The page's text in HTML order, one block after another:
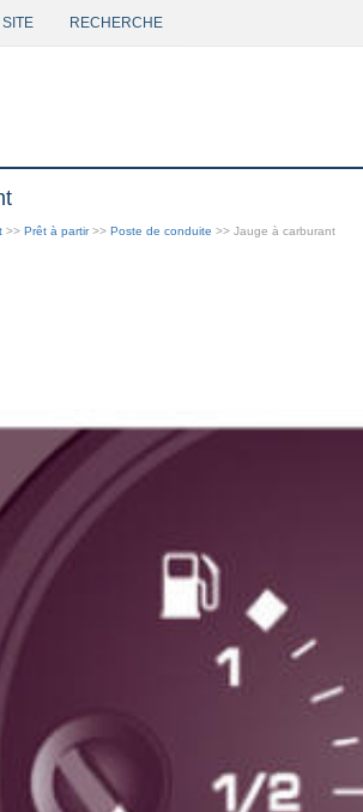
RECHERCHE
>> Prêt à partir>> Poste de conduite >> Jauge à carburant